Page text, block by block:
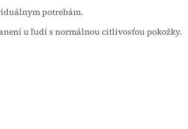
potrebám.
u ľudí s normálnou citlivosťou pokožky.